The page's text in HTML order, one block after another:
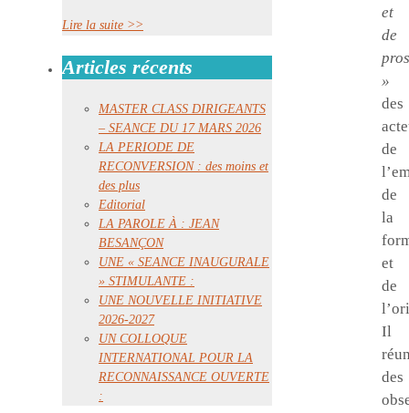
et
de
»
des
de
de
la
et
de
Il
des
Lire la suite >>
Articles récents
MASTER CLASS DIRIGEANTS
– SEANCE DU 17 MARS 2026
LA PERIODE DE
RECONVERSION : des moins et
des plus
Editorial
LA PAROLE À : JEAN
BESANÇON
UNE « SEANCE INAUGURALE
» STIMULANTE :
UNE NOUVELLE INITIATIVE
2026-2027
UN COLLOQUE
INTERNATIONAL POUR LA
RECONNAISSANCE OUVERTE
: